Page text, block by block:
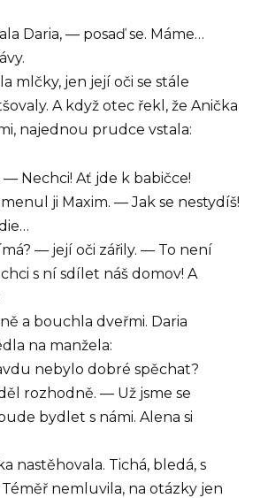
Daria, — posaď se. Máme…
mlčky, jen její oči se stále
A když otec řekl, že Anička
najednou prudce vstala:
Nechci! Ať jde k babičce!
ji Maxim. — Jak se nestydíš!
— její oči zářily. — To není
s ní sdílet náš domov! A
a bouchla dveřmi. Daria
na manžela:
nebylo dobré spěchat?
rozhodně. — Už jsme se
bydlet s námi. Alena si
nastěhovala. Tichá, bledá, s
nemluvila, na otázky jen